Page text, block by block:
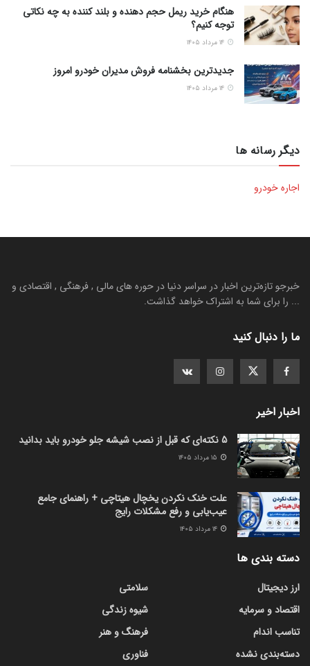
هنگام خرید ریمل حجم دهنده و بلند کننده به چه نکاتی
توجه کنیم؟
جدیدترین بخشنامه فروش مدیران خودرو امروز
دیگر رسانه ها
اجاره خودرو
خبرجو تازه‌ترین اخبار در سراسر دنیا در حوره های مالی , فرهنگی , اقتصادی و
... را برای شما به اشتراک خواهد گذاشت.
ما را دنبال کنید
اخبار اخیر
5 نکته‌ای که قبل از نصب شیشه جلو خودرو باید بدانید
علت خنک نکردن یخچال هیتاچی + راهنمای جامع
عیب‌یابی و رفع مشکلات رایج
دسته بندی ها
ارز دیجیتال
اقتصاد و سرمایه
تناسب اندام
دسته‌بندی نشده
سلامتی
شیوه زندگی
فرهنگ و هنر
فناوری